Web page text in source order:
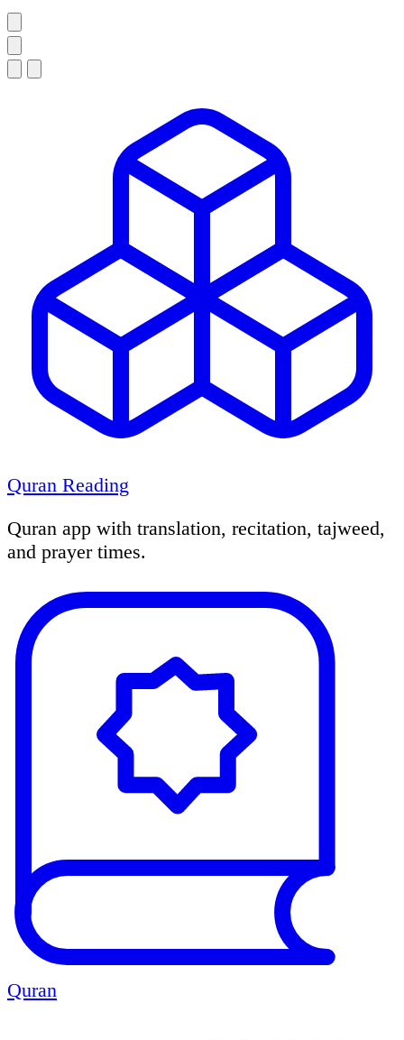
Quran Reading
Quran app with translation, recitation, tajweed,
and prayer times.
Quran